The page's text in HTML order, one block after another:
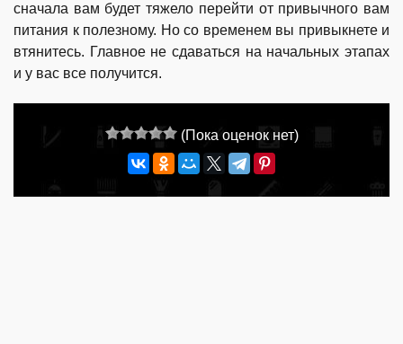
сначала вам будет тяжело перейти от привычного вам
питания к полезному. Но со временем вы привыкнете и
втянитесь. Главное не сдаваться на начальных этапах
и у вас все получится.
(Пока оценок нет)